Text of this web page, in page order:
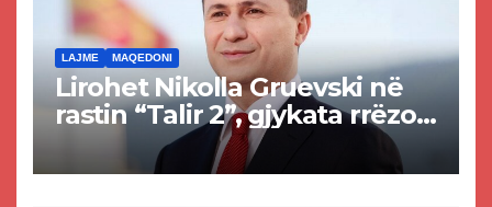
LAJME MAQEDONI
Lirohet Nikolla Gruevski në
rastin “Talir 2”, gjykata rrëzon
akuzat për ndërtimin e
paligjshëm të selisë së